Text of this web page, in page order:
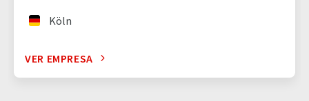
Köln
VER EMPRESA